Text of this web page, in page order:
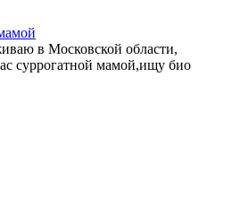
в Московской области,
суррогатной мамой,ищу био